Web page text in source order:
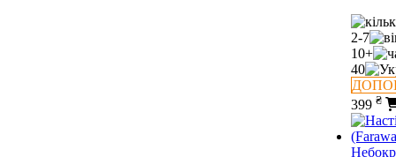
2-7
10+
40
399 ₴